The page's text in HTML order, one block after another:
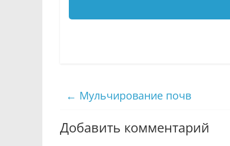
← Мульчирование почв
Добавить комментарий